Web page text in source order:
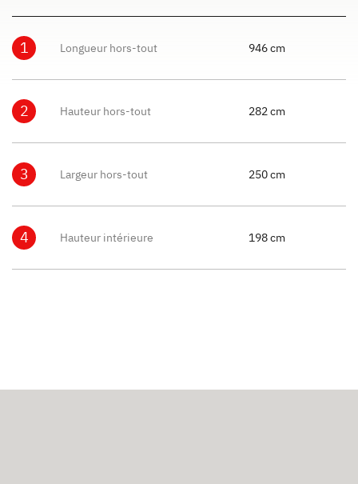
1 Longueur hors-tout 946 cm
2 Hauteur hors-tout 282 cm
3 Largeur hors-tout 250 cm
4 Hauteur intérieure 198 cm